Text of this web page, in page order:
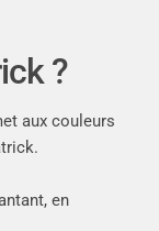
?
aux couleurs
en